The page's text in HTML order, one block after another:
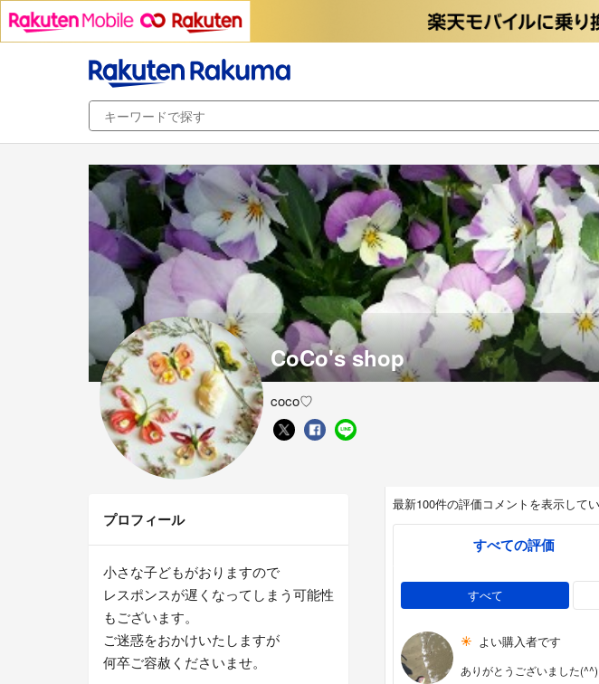
CoCo's shop
coco♡
最新100件の評価コメントを表示して
すべての評価
すべて
よい購入者です
ありがとうございました(^^)
プロフィール
小さな子どもがおりますので
レスポンスが遅くなってしまう可能性
もございます。
ご迷惑をおかけいたしますが
何卒ご容赦くださいませ。